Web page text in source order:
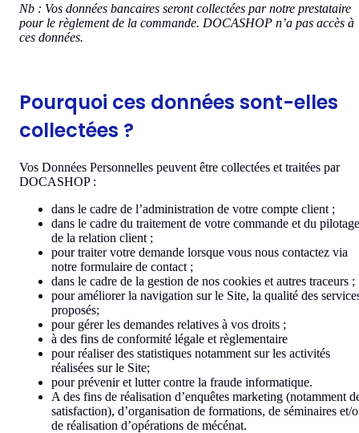
Nb : Vos données bancaires seront collectées par notre prestataire
pour le règlement de la commande. DOCASHOP n’a pas accès à
ces données.
Pourquoi ces données sont-elles
collectées ?
Vos Données Personnelles peuvent être collectées et traitées par
DOCASHOP :
dans le cadre de l’administration de votre compte client ;
dans le cadre du traitement de votre commande et du pilotage
de la relation client ;
pour traiter votre demande lorsque vous nous contactez via
notre formulaire de contact ;
dans le cadre de la gestion de nos cookies et autres traceurs ;
pour améliorer la navigation sur le Site, la qualité des
proposés;
pour gérer les demandes relatives à vos droits ;
à des fins de conformité légale et règlementaire
pour réaliser des statistiques notamment sur les activités
réalisées sur le Site;
pour prévenir et lutter contre la fraude informatique.
A des fins de réalisation d’enquêtes marketing (notamment
satisfaction), d’organisation de formations, de séminaires et/
de réalisation d’opérations de mécénat.